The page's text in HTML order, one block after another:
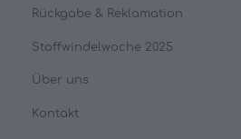
Rückgabe & Reklamation
Stoffwindelwoche 2025
Über uns
Kontakt